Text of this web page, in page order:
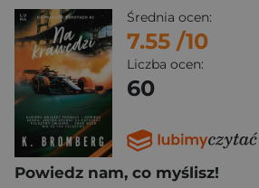
Średnia ocen:
7.55 /10
Liczba ocen:
60
Powiedz nam, co myślisz!